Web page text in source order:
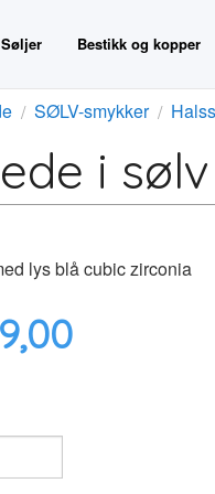
Søljer Bestikk og kopper
SØLV-smykker
i
lys blå cubic zirconia